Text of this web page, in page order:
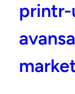
printr-